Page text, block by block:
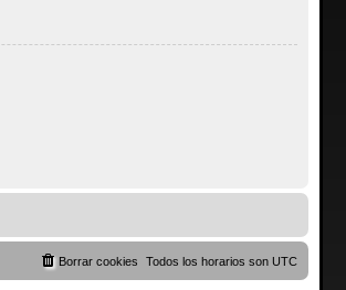
Todos los horarios sonUTC
Borrar cookies